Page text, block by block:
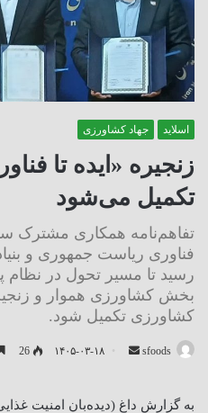
اسلاید جهاد کشاورزی
زنجیره «ایده تا
تکمیل می‌شود
تفاهم‌نامه همکاری مشترک
فناوری ریاست جمهوری و
رسید تا مسیر تحول در نظام
بخش کشاورزی هموار و
کشاورزی تکمیل شود.
sfoods
ارسال۱۴۰۵-۰۳-۱۸ 26
به گزارش داغ (دیده‌بان امنیت